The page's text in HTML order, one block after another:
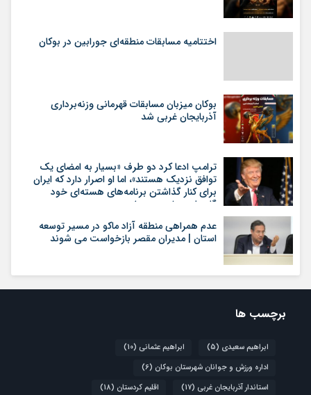
اختتامیه مسابقات منطقه‌ای جورابین در بوکان
بوکان میزبان مسابقات قهرمانی وزنه‌برداری
آذربایجان غربی شد
ترامپ ادعا کرد دو طرف «بسیار به امضای یک
توافق نزدیک هستند»، اما او اصرار دارد که ایران
برای کنار گذاشتن برنامه‌های هسته‌ای خود
گام‌های بیشتری بردارد
عدم همراهی منطقه آزاد ماکو در مسیر توسعه
استان | مدیران مقصر بازخواست می شوند
برچسب ها
ابراهیم سعیدی (5) ابراهیم عثمانی (10)
اداره ورزش و جوانان شهرستان بوکان (6)
استاندار آذربایجان غربی (17) اقلیم کردستان (18)